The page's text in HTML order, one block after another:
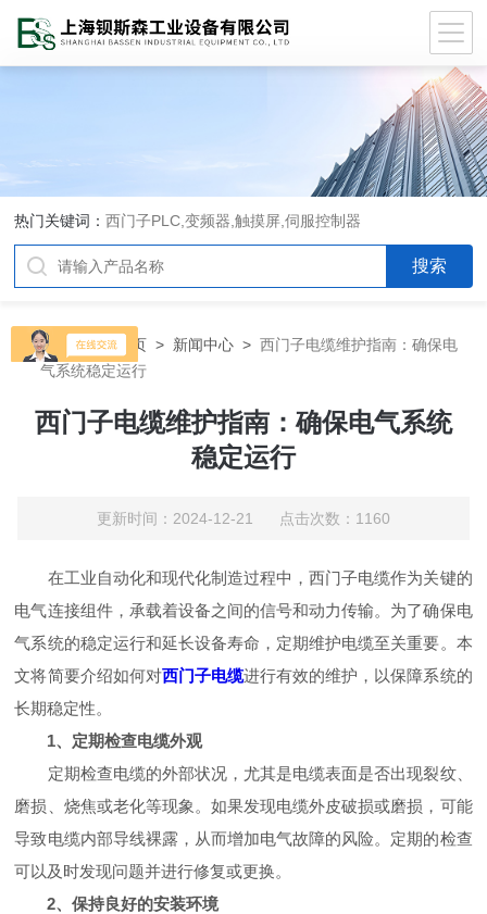
热门关键词：西门子PLC,变频器,触摸屏,伺服控制器
当前位置：首页 > 新闻中心 >西门子电缆维护指南：确保电
气系统稳定运行
西门子电缆维护指南：确保电气系统
稳定运行
更新时间：2024-12-21 点击次数：1160
在工业自动化和现代化制造过程中，西门子电缆作为关键的
电气连接组件，承载着设备之间的信号和动力传输。为了确保电
气系统的稳定运行和延长设备寿命，定期维护电缆至关重要。本
文将简要介绍如何对西门子电缆进行有效的维护，以保障系统的
长期稳定性。
1、定期检查电缆外观
定期检查电缆的外部状况，尤其是电缆表面是否出现裂纹、
磨损、烧焦或老化等现象。如果发现电缆外皮破损或磨损，可能
导致电缆内部导线裸露，从而增加电气故障的风险。定期的检查
可以及时发现问题并进行修复或更换。
2、保持良好的安装环境